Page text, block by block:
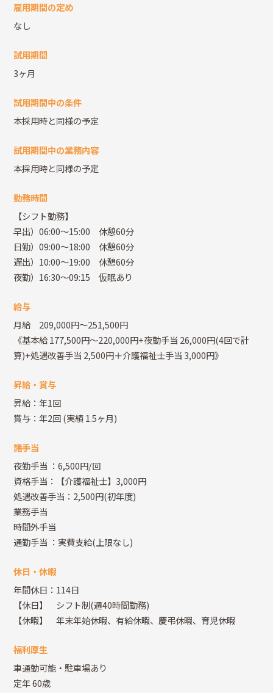
雇用期間の定め
なし
試用期間
3ヶ月
試用期間中の条件
本採用時と同様の予定
試用期間中の業務内容
本採用時と同様の予定
勤務時間
【シフト勤務】
早出）06:00～15:00 休憩60分
日勤）09:00～18:00 休憩60分
遅出）10:00～19:00 休憩60分
夜勤）16:30～09:15 仮眠あり
給与
月給 209,000円～251,500円
《基本給 177,500円～220,000円+夜勤手当 26,000円(4回で計
算)+処遇改善手当 2,500円＋介護福祉士手当 3,000円》
昇給・賞与
昇給：年1回
賞与：年2回(実績 1.5ヶ月)
諸手当
夜勤手当 ：6,500円/回
資格手当：【介護福祉士】3,000円
処遇改善手当：2,500円(初年度)
業務手当
時間外手当
通勤手当 ：実費支給(上限なし)
休日・休暇
年間休日：114日
【休日】 シフト制(週40時間勤務)
【休暇】 年末年始休暇、有給休暇、慶弔休暇、育児休暇
福利厚生
車通勤可能・駐車場あり
定年 60歳